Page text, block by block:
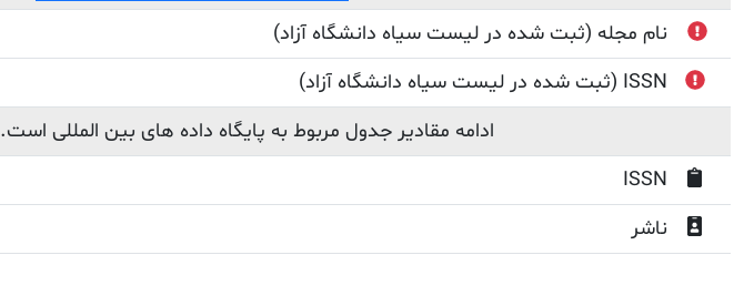
نام مجله (ثبت شده در لیست سیاه دانشگاه آزاد)
(ثبت شده در لیست سیاه دانشگاه آزاد) ISSN
ادامه مقادیر جدول مربوط به پایگاه داده های بین المللی است.
ISSN
ناشر